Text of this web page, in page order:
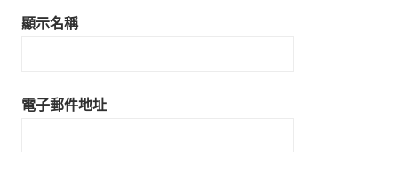
顯示名稱
電子郵件地址